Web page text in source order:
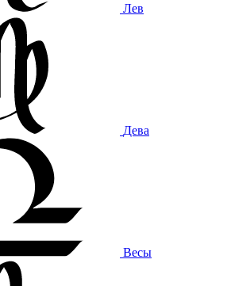
Лев
Дева
Весы